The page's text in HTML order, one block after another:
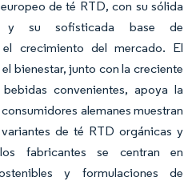
de té RTD, con su sólida
y su sofisticada base de
el crecimiento del mercado. El
bienestar, junto con la creciente
convenientes, apoya la
alemanes muestran
de té RTD orgánicas y
fabricantes se centran en
y formulaciones de